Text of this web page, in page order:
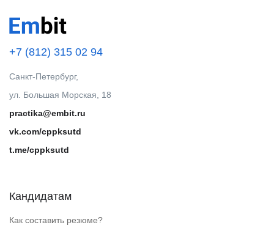
+7 (812) 315 02 94
Санкт-Петербург,
ул. Большая Морская, 18
practika@embit.ru
vk.com/cppksutd
t.me/cppksutd
Кандидатам
Как составить резюме?